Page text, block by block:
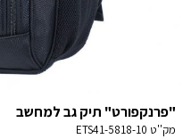
"פרנקפורט" תיק גב למחשב
מק''ט ETS41-5818-10